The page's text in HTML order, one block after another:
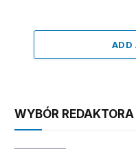
ADD
WYBÓR REDAKTORA